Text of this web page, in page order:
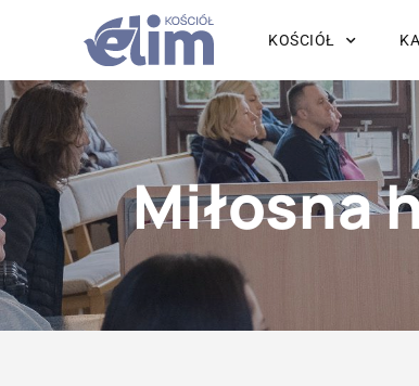
KOŚCIÓŁ
Miłosna